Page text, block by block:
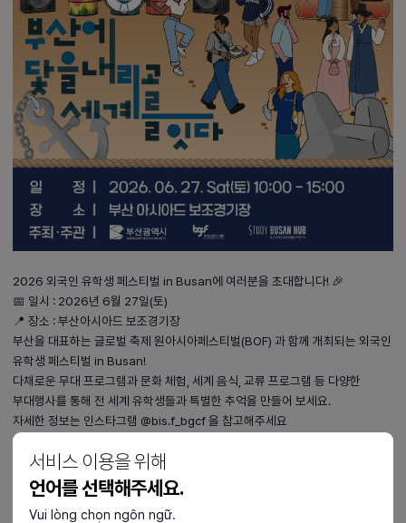
서비스 이용을 위해
언어를 선택해주세요.
Vui lòng chọn ngôn ngữ.
2026 외국인 유학생 페스티벌 in Busan에 여러분을 초대합니다! 🎉
📅 일시 : 2026년 6월 27일(토)
📍 장소 : 부산아시아드 보조경기장
부산을 대표하는 글로벌 축제 원아시아페스티벌(BOF) 과 함께 개최되는 외국인
유학생 페스티벌 in Busan!
다채로운 무대 프로그램과 문화 체험, 세계 음식, 교류 프로그램 등 다양한
부대행사를 통해 전 세계 유학생들과 특별한 추억을 만들어 보세요.
자세한 정보는 인스타그램 @bis.f_bgcf 을 참고해주세요
부산에서 펼쳐지는 글로벌 축제의 현장에 여러분을 초대합니다😊
You're Invited to the 2026 International Student Festival in Busan!